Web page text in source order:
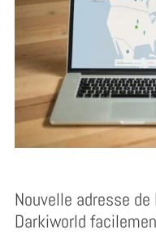
Nouvelle adresse
Darkiworld